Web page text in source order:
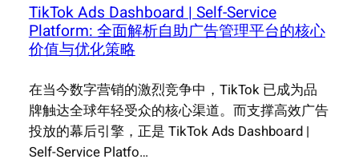
TikTok Ads Dashboard | Self-Service
Platform: 全面解析自助广告管理平台的核心
价值与优化策略
在当今数字营销的激烈竞争中，TikTok 已成为品
牌触达全球年轻受众的核心渠道。而支撑高效广告
投放的幕后引擎，正是 TikTok Ads Dashboard |
Self-Service Platfo…